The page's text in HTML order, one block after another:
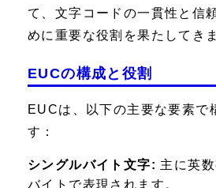
て、文字コードの一貫性と信
めに重要な役割を果たしてき
EUCの構成と役割
EUCは、以下の主要な要素で
す：
シングルバイト文字: 主に英
バイトで表現されます。